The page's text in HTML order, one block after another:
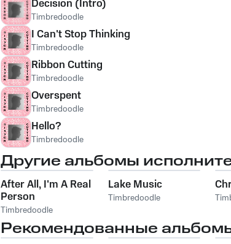
Decision (Intro)
Timbredoodle
I Can't Stop Thinking
Timbredoodle
Ribbon Cutting
Timbredoodle
Overspent
Timbredoodle
Hello?
Timbredoodle
Другие альбомы
After All, I'm A Real
Person
Timbredoodle
Lake Music
Timbredoodle
Рекомендованные